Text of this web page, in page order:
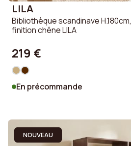
LILA
Bibliothèque scandinave
finition chêne LILA
219 €
En précommande
NOUVEAU